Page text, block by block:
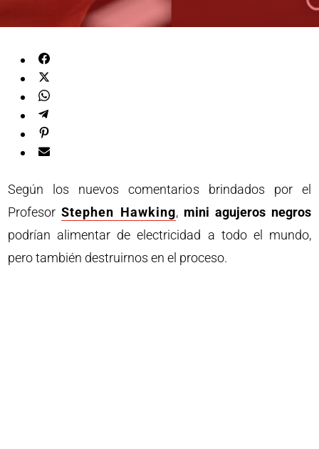
Según los nuevos comentarios brindados por el
ProfesorStephen Hawking, mini agujeros negros
podrían alimentar de electricidad a todo el mundo,
pero también destruirnos en el proceso.